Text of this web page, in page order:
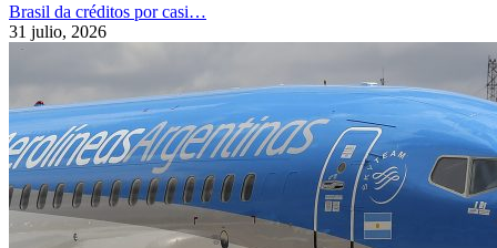
Brasil da créditos por casi…
31 julio, 2026